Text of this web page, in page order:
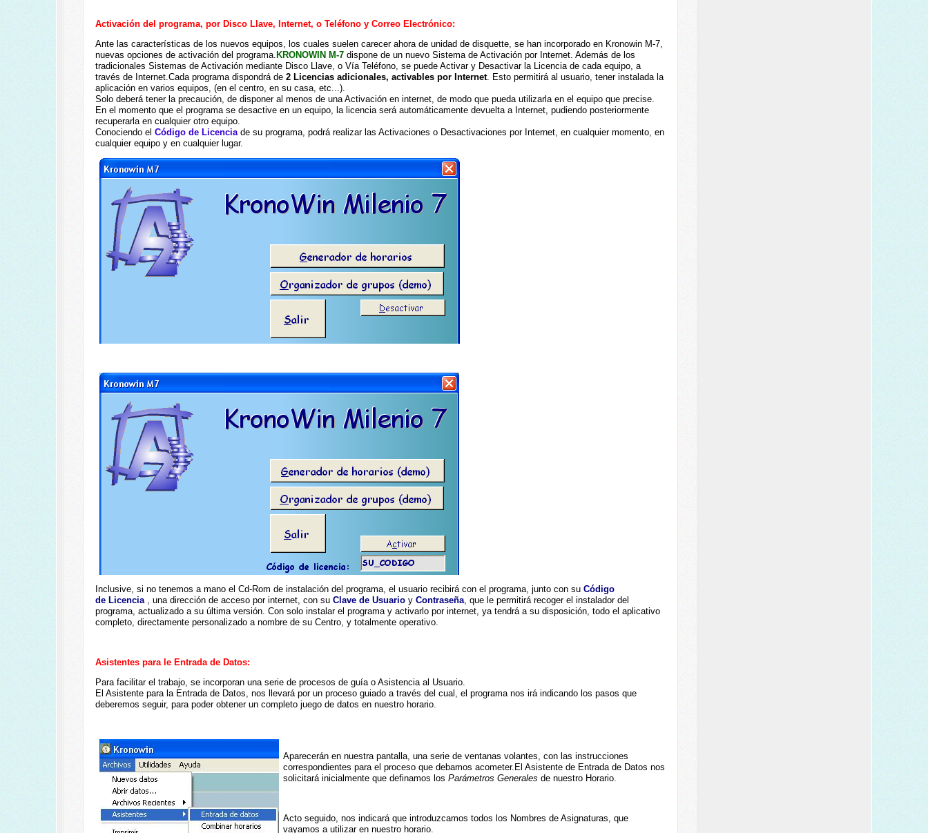
Activación del programa, por Disco Llave, Internet, o Teléfono y Correo Electrónico:
Ante las características de los nuevos equipos, los cuales suelen carecer ahora de unidad de disquette, se han incorporado en Kronowin M-7,
nuevas opciones de activación del programa. KRONOWIN M-7dispone de un nuevo Sistema de Activación por Internet. Además de los
tradicionales Sistemas de Activación mediante Disco Llave, o Vía Teléfono, se puede Activar y Desactivar la Licencia de cada equipo, a
través de Internet.Cada programa dispondrá de2 Licencias adicionales, activables por Internet. Esto permitirá al usuario, tener instalada la
aplicación en varios equipos, (en el centro, en su casa, etc...).
Solo deberá tener la precaución, de disponer al menos de una Activación en internet, de modo que pueda utilizarla en el equipo que precise.
En el momento que el programa se desactive en un equipo, la licencia será automáticamente devuelta a Internet, pudiendo posteriormente
recuperarla en cualquier otro equipo.
Conociendo el Código de Licenciade su programa, podrá realizar las Activaciones o Desactivaciones por Internet, en cualquier momento, en
cualquier equipo y en cualquier lugar.
Inclusive, si no tenemos a mano el Cd-Rom de instalación del programa, el usuario recibirá con el programa, junto con su Código
de Licencia , una dirección de acceso por internet, con su Clave de Usuarioy Contraseña, que le permitirá recoger el instalador del
programa, actualizado a su última versión. Con solo instalar el programa y activarlo por internet, ya tendrá a su disposición, todo el aplicativo
completo, directamente personalizado a nombre de su Centro, y totalmente operativo.
Asistentes para le Entrada de Datos:
Para facilitar el trabajo, se incorporan una serie de procesos de guía o Asistencia al Usuario.
El Asistente para la Entrada de Datos, nos llevará por un proceso guiado a través del cual, el programa nos irá indicando los pasos que
deberemos seguir, para poder obtener un completo juego de datos en nuestro horario.
Aparecerán en nuestra pantalla, una serie de ventanas volantes, con las instrucciones
correspondientes para el proceso que debamos acometer. El Asistente de Entrada de Datos nos
solicitará inicialmente que definamos los Parámetros Generales de nuestro Horario.
Acto seguido, nos indicará que introduzcamos todos los Nombres de Asignaturas, que
vayamos a utilizar en nuestro horario.